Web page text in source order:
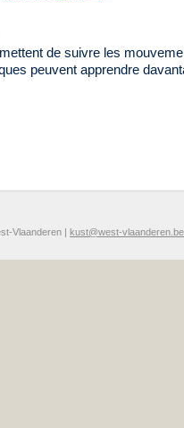
de suivre les
peuvent apprendre
Vlaanderen | kust@west-vlaanderen.be